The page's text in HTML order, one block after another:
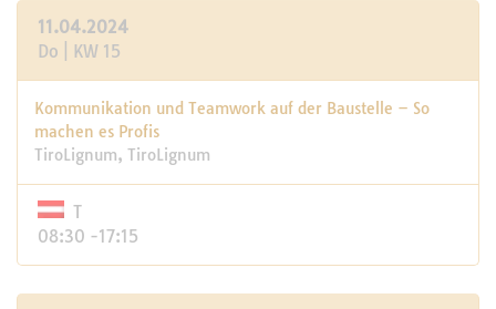
11.04.2024
Do | KW 15
Kommunikation und Teamwork auf der Baustelle – So
machen es Profis
TiroLignum, TiroLignum
T
08:30 -17:15